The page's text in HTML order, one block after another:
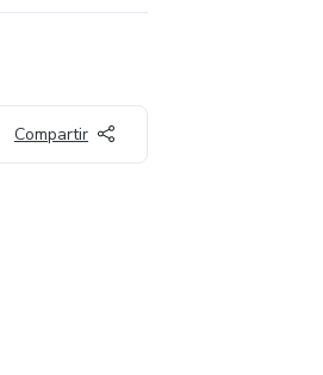
Compartir